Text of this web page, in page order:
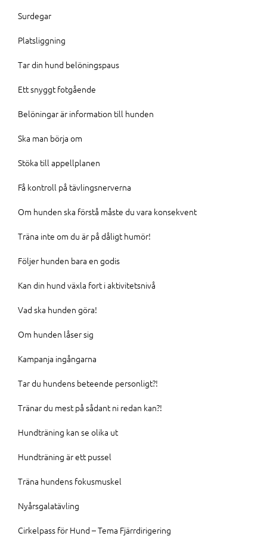
Surdegar
Platsliggning
Tar din hund belöningspaus
Ett snyggt fotgående
Belöningar är information till hunden
Ska man börja om
Stöka till appellplanen
Få kontroll på tävlingsnerverna
Om hunden ska förstå måste du vara konsekvent
Träna inte om du är på dåligt humör!
Följer hunden bara en godis
Kan din hund växla fort i aktivitetsnivå
Vad ska hunden göra!
Om hunden låser sig
Kampanja ingångarna
Tar du hundens beteende personligt?!
Tränar du mest på sådant ni redan kan?!
Hundträning kan se olika ut
Hundträning är ett pussel
Träna hundens fokusmuskel
Nyårsgalatävling
Cirkelpass för Hund – Tema Fjärrdirigering